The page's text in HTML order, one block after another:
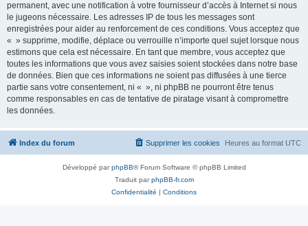
permanent, avec une notification à votre fournisseur d’accès à Internet si nous
le jugeons nécessaire. Les adresses IP de tous les messages sont
enregistrées pour aider au renforcement de ces conditions. Vous acceptez que
« » supprime, modifie, déplace ou verrouille n’importe quel sujet lorsque nous
estimons que cela est nécessaire. En tant que membre, vous acceptez que
toutes les informations que vous avez saisies soient stockées dans notre base
de données. Bien que ces informations ne soient pas diffusées à une tierce
partie sans votre consentement, ni « », ni phpBB ne pourront être tenus
comme responsables en cas de tentative de piratage visant à compromettre
les données.
Index du forum Heures au format UTC
Supprimer les cookies
Développé parphpBB® Forum Software © phpBB Limited
Traduit parphpBB-fr.com
Confidentialité | Conditions